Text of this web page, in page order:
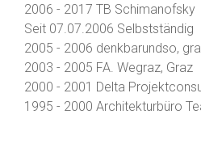
​2006 - 2017 TB Schimanofsky
Seit 07.07.2006 Selbstständig
2005 - 2006 denkbarundso,
2003 - 2005 FA. Wegraz, Graz
2000 - 2001 Delta
1995 - 2000 Architekturbüro